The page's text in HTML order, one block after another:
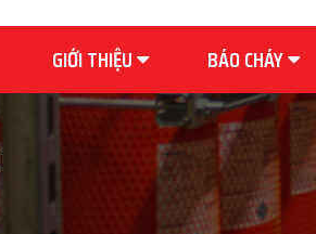
GIỚI THIỆU BÁO CHÁY